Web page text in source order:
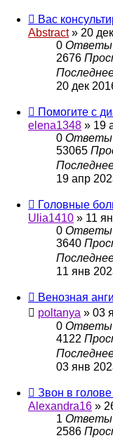
Вас
Abstract» 20
0 Ответы
2676
20 дек
Помогите с
elena1348 » 19
0 Ответы
53065
19 апр
Головные
Ulia1410 » 11
0 Ответы
3640
11 янв
Венозная
poltanya » 03
0 Ответы
4122
03 янв
Звон в
Alexandra16 »
1 Ответы
2586